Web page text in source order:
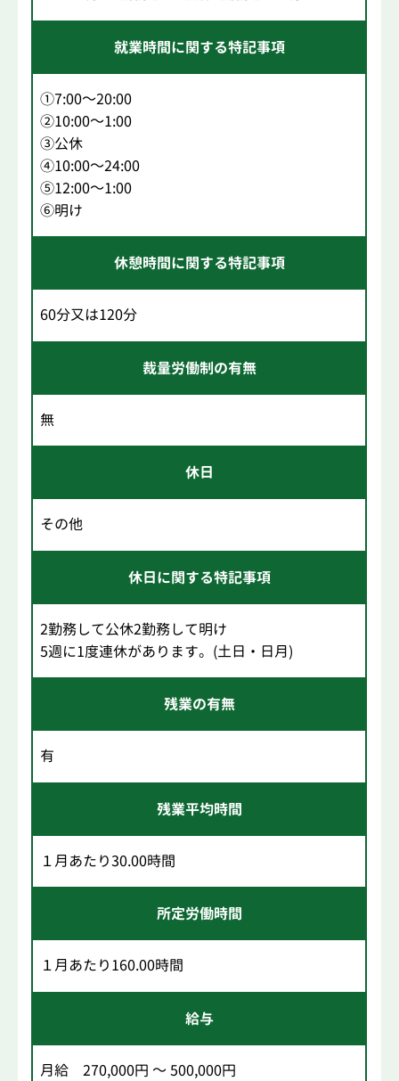
就業時間に関する特記事項
①7:00～20:00
②10:00～1:00
③公休
④10:00～24:00
⑤12:00～1:00
⑥明け
休憩時間に関する特記事項
60分又は120分
裁量労働制の有無
無
休日
その他
休日に関する特記事項
2勤務して公休2勤務して明け
5週に1度連休があります。(土日・日月)
残業の有無
有
残業平均時間
１月あたり30.00時間
所定労働時間
１月あたり160.00時間
給与
月給 270,000円 ～ 500,000円